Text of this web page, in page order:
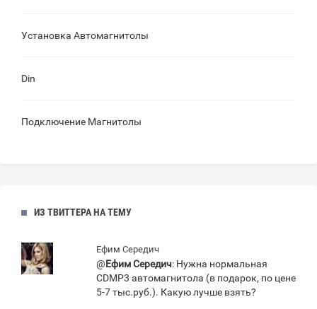
Установка Автомагнитолы
Din
Подключение Магнитолы
ИЗ ТВИТТЕРА НА ТЕМУ
Ефим Середич
@Ефим Середич: Нужна нормальная
CDMP3 автомагнитола (в подарок, по цене
5-7 тыс.руб.). Какую лучше взять?